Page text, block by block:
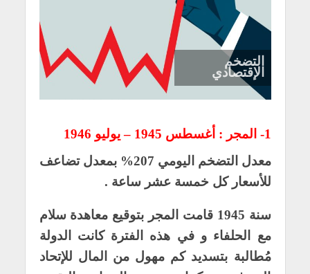
التضخم
الإقتصادي
1- المجر : أغسطس 1945 – يوليو 1946
معدل التضخم اليومي 207% بمعدل تضاعف
للأسعار كل خمسة عشر ساعة .
سنة 1945 قامت المجر بتوقيع معاهدة سلام
مع الحلفاء و في هذه الفترة كانت الدولة
مُطالبة بتسديد كم مهول من المال للإتحاد